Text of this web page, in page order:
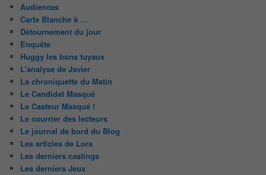
Audiences
Carte Blanche à …
Détournement du jour
Enquête
Huggy les bons tuyaux
L'analyse de Javier
La chroniquette du Matin
Le Candidat Masqué
Le Casteur Masqué !
Le courrier des lecteurs
Le journal de bord du Blog
Les articles de Lora
Les derniers castings
Les derniers Jeux